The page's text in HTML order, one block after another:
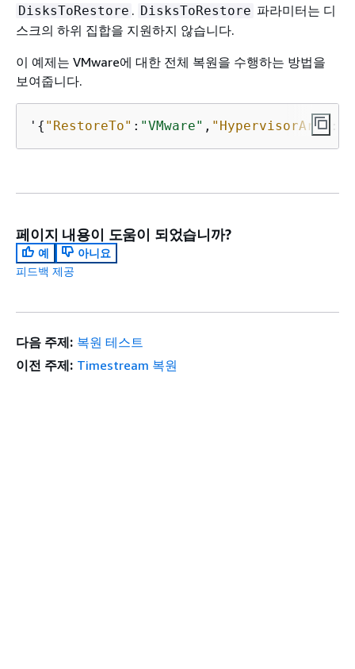
DisksToRestore . DisksToRestore 파라미터는 디
스크의 하위 집합을 지원하지 않습니다.
이 예제는 VMware에 대한 전체 복원을 수행하는 방법을
보여줍니다.
' { "RestoreTo" : "VMware" , "HypervisorArn"
페이지 내용이 도움이 되었습니까?
예
아니요
피드백 제공
다음 주제: 복원 테스트
이전 주제: Timestream 복원